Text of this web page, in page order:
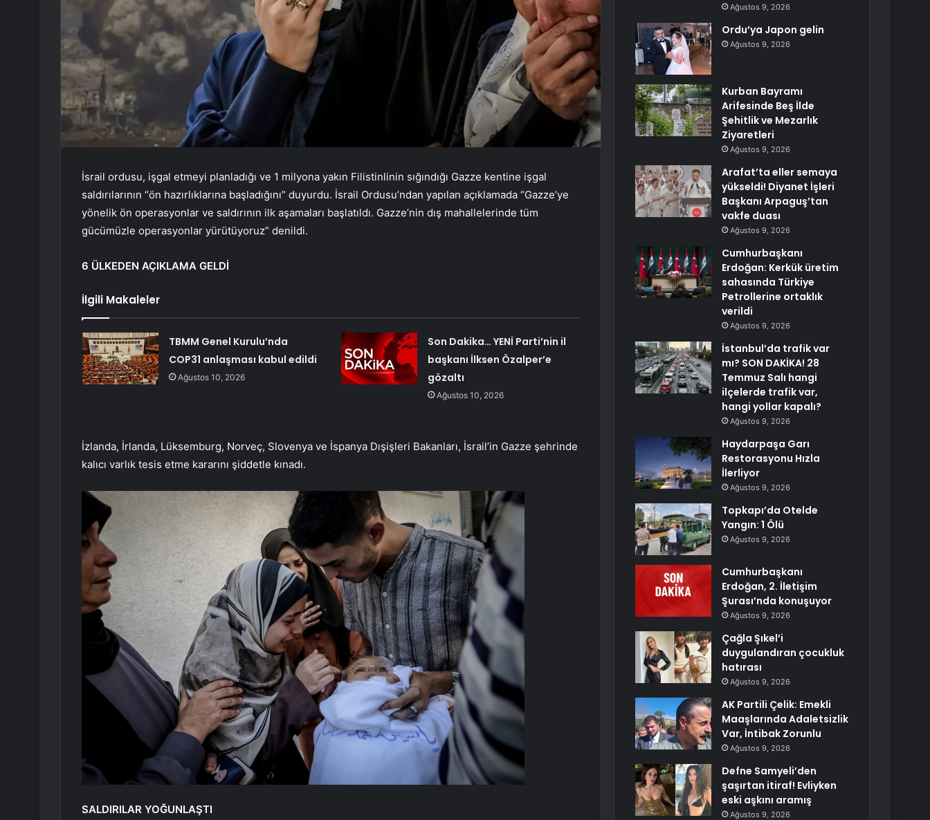
İsrail ordusu, işgal etmeyi planladığı ve 1 milyona yakın Filistinlinin sığındığı Gazze kentine işgal
saldırılarının “ön hazırlıklarına başladığını” duyurdu. İsrail Ordusu’ndan yapılan açıklamada “Gazze’ye
yönelik ön operasyonlar ve saldırının ilk aşamaları başlatıldı. Gazze’nin dış mahallelerinde tüm
gücümüzle operasyonlar yürütüyoruz” denildi.
6 ÜLKEDEN AÇIKLAMA GELDİ
İlgili Makaleler
TBMM Genel Kurulu’nda
COP31 anlaşması kabul edildi
Ağustos 10, 2026
Son Dakika… YENİ Parti’nin il
başkanı İlksen Özalper’e
gözaltı
Ağustos 10, 2026
İzlanda, İrlanda, Lüksemburg, Norveç, Slovenya ve İspanya Dışişleri Bakanları, İsrail’in Gazze şehrinde
kalıcı varlık tesis etme kararını şiddetle kınadı.
SALDIRILAR YOĞUNLAŞTI
Ağustos 9, 2026
Ordu’ya Japon gelin
Ağustos 9, 2026
Kurban Bayramı
Arifesinde Beş İlde
Şehitlik ve Mezarlık
Ziyaretleri
Ağustos 9, 2026
Arafat’ta eller semaya
yükseldi! Diyanet İşleri
Başkanı Arpaguş’tan
vakfe duası
Ağustos 9, 2026
Cumhurbaşkanı
Erdoğan: Kerkük üretim
sahasında Türkiye
Petrollerine ortaklık
verildi
Ağustos 9, 2026
İstanbul’da trafik var
mı? SON DAKİKA! 28
Temmuz Salı hangi
ilçelerde trafik var,
hangi yollar kapalı?
Ağustos 9, 2026
Haydarpaşa Garı
Restorasyonu Hızla
İlerliyor
Ağustos 9, 2026
Topkapı’da Otelde
Yangın: 1 Ölü
Ağustos 9, 2026
Cumhurbaşkanı
Erdoğan, 2. İletişim
Şurası’nda konuşuyor
Ağustos 9, 2026
Çağla Şıkel’i
duygulandıran çocukluk
hatırası
Ağustos 9, 2026
AK Partili Çelik: Emekli
Maaşlarında Adaletsizlik
Var, İntibak Zorunlu
Ağustos 9, 2026
Defne Samyeli’den
şaşırtan itiraf! Evliyken
eski aşkını aramış
Ağustos 9, 2026